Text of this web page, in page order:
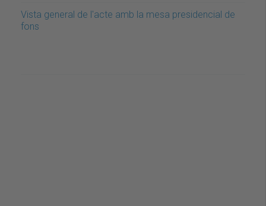
Vista general de l'acte amb la mesa presidencial de
fons